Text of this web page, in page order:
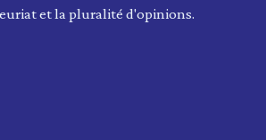
et la pluralité d'opinions.